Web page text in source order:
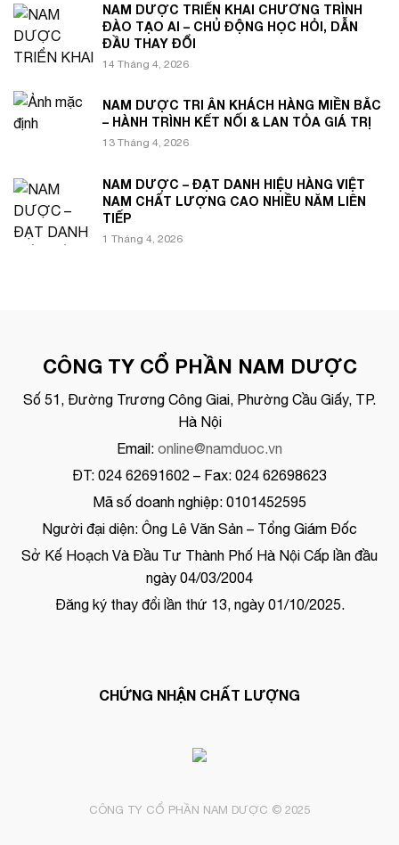
NAM DƯỢC TRIỂN KHAI CHƯƠNG TRÌNH
ĐÀO TẠO AI – CHỦ ĐỘNG HỌC HỎI, DẪN
ĐẦU THAY ĐỔI
14 Tháng 4, 2026
NAM DƯỢC TRI ÂN KHÁCH HÀNG MIỀN BẮC
– HÀNH TRÌNH KẾT NỐI & LAN TỎA GIÁ TRỊ
13 Tháng 4, 2026
NAM DƯỢC – ĐẠT DANH HIỆU HÀNG VIỆT
NAM CHẤT LƯỢNG CAO NHIỀU NĂM LIÊN
TIẾP
1 Tháng 4, 2026
CÔNG TY CỔ PHẦN NAM DƯỢC
Số 51, Đường Trương Công Giai, Phường Cầu Giấy, TP.
Hà Nội
Email: online@namduoc.vn
ĐT: 024 62691602 – Fax: 024 62698623
Mã số doanh nghiệp: 0101452595
Người đại diện: Ông Lê Văn Sản – Tổng Giám Đốc
Sở Kế Hoạch Và Đầu Tư Thành Phố Hà Nội Cấp lần đầu
ngày 04/03/2004
Đăng ký thay đổi lần thứ 13, ngày 01/10/2025.
CHỨNG NHẬN CHẤT LƯỢNG
CÔNG TY CỔ PHẦN NAM DƯỢC © 2025